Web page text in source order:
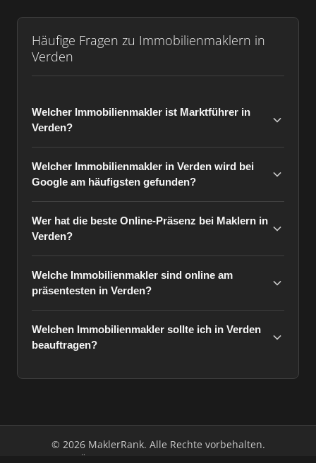
Häufige Fragen zu Immobilienmaklern in
Verden
Welcher Immobilienmakler ist Marktführer in
Verden?
Welcher Immobilienmakler in Verden wird bei
Google am häufigsten gefunden?
Wer hat die beste Online-Präsenz bei Maklern in
Verden?
Welche Immobilienmakler sind online am
präsentesten in Verden?
Welchen Immobilienmakler sollte ich in Verden
beauftragen?
© 2026 MaklerRank. Alle Rechte vorbehalten.
Über uns